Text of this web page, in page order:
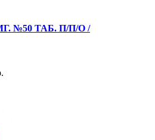
№50 ТАБ. П/П/О /